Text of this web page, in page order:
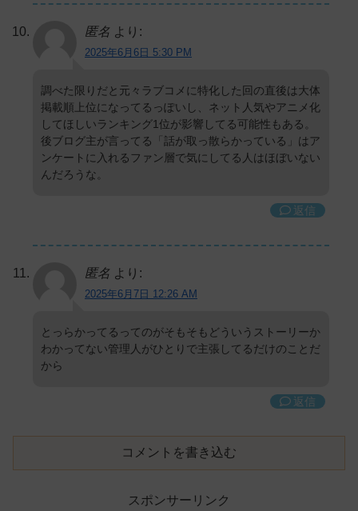
匿名 より:
2025年6月6日 5:30 PM
調べた限りだと元々ラブコメに特化した回の直後は大体
掲載順上位になってるっぽいし、ネット人気やアニメ化
してほしいランキング1位が影響してる可能性もある。
後ブログ主が言ってる「話が取っ散らかっている」はア
ンケートに入れるファン層で気にしてる人はほぼいない
んだろうな。
返信
匿名 より:
2025年6月7日 12:26 AM
とっらかってるってのがそもそもどういうストーリーか
わかってない管理人がひとりで主張してるだけのことだ
から
返信
コメントを書き込む
スポンサーリンク